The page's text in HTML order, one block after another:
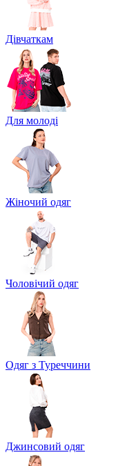
Дівчаткам
Для молоді
Жіночий одяг
Чоловічий одяг
Одяг з Туреччини
Джинсовий одяг